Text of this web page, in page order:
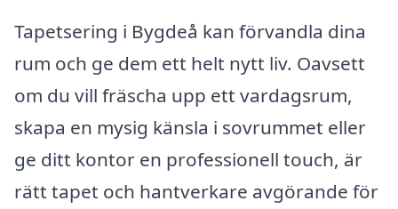
Tapetsering i Bygdeå kan förvandla dina
rum och ge dem ett helt nytt liv. Oavsett
om du vill fräscha upp ett vardagsrum,
skapa en mysig känsla i sovrummet eller
ge ditt kontor en professionell touch, är
rätt tapet och hantverkare avgörande för